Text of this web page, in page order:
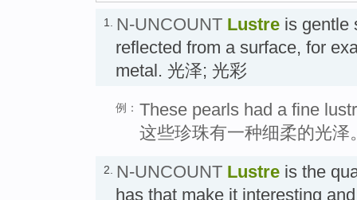
1. N-UNCOUNT Lustre is gentle
reflected from a surface, for
metal. 光泽; 光彩
例： These pearls had a fine
这些珍珠有一种细柔的光泽
2. N-UNCOUNT Lustre is the
has that make it interesting